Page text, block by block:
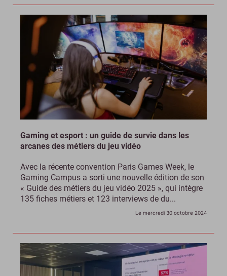
Gaming et esport : un guide de survie dans les
arcanes des métiers du jeu vidéo
Avec la récente convention Paris Games Week, le
Gaming Campus a sorti une nouvelle édition de son
« Guide des métiers du jeu vidéo 2025 », qui intègre
135 fiches métiers et 123 interviews de du...
Le mercredi 30 octobre 2024